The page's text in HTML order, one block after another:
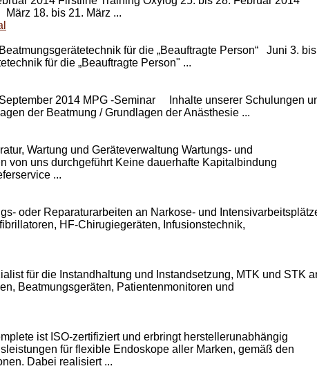
18. bis 21. März ...
für die „Beauftragte Person“ Juni 3.
für die „Beauftragte Person" ...
2014 MPG -Seminar Inhalte unserer Schulungen
der Beatmung / Grundlagen der Anästhesie ...
Wartung und Geräteverwaltung Wartungs- und
von uns durchgeführt Keine dauerhafte Kapitalbindung
...
oder Reparaturarbeiten an Narkose- und
HF-Chirugiegeräten, Infusionstechnik,
für die Instandhaltung und Instandsetzung, MTK und STK
Beatmungsgeräten, Patientenmonitoren und
ist ISO-zertifiziert und erbringt herstellerunabhängig
für flexible Endoskope aller Marken, gemäß den
Dabei realisiert ...